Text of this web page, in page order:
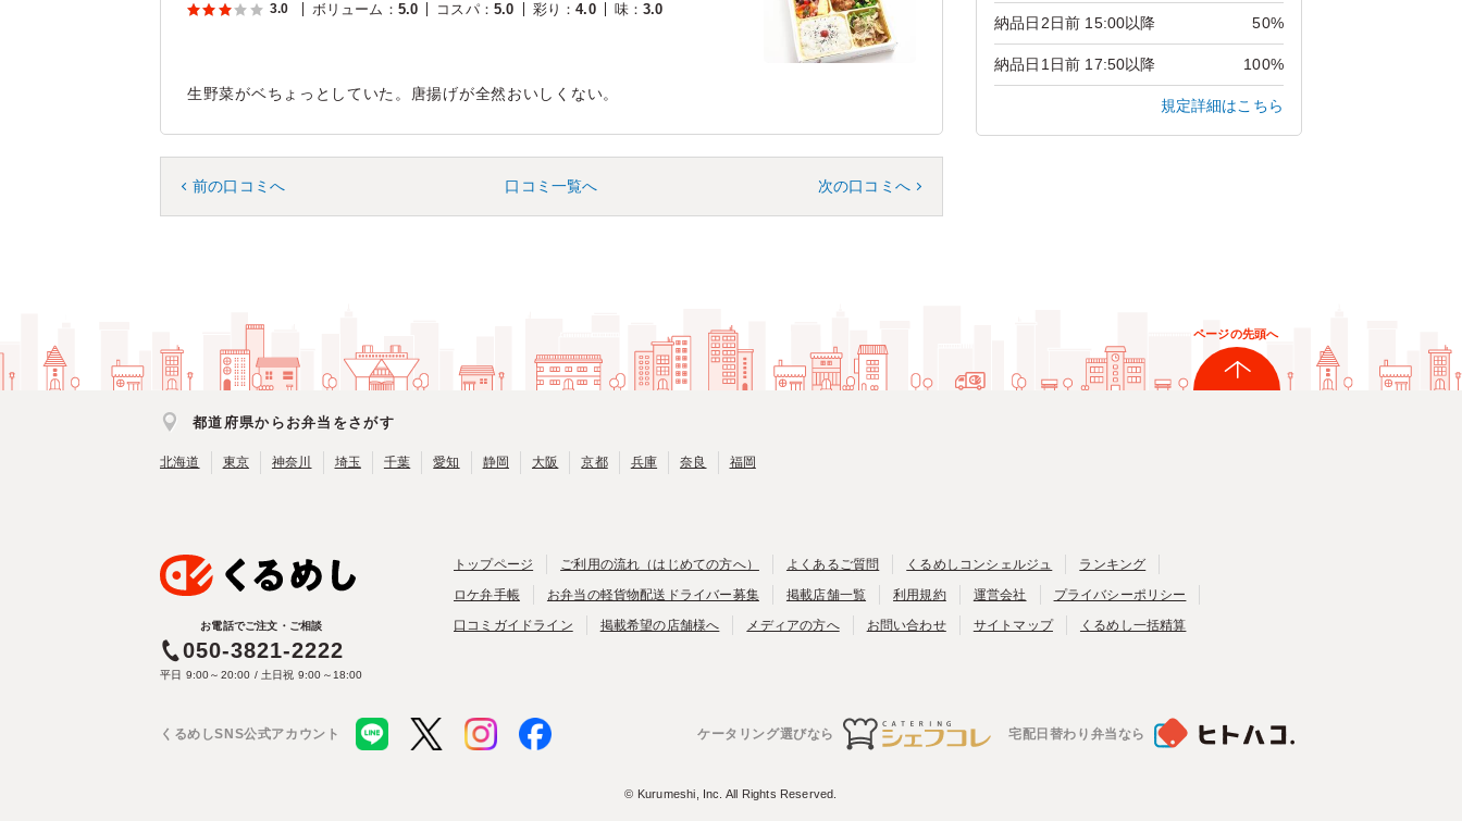
3.0 ボリューム ： 5.0 コスパ： 5.0 彩り ：4.0 味：3.0
生野菜がベちょっとしていた。唐揚げが全然おいしくない。
前の口コミへ 口コミ一覧へ 次の口コミへ
納品日2日前 15:00以降 50%
納品日1日前 17:50以降 100%
規定詳細はこちら
ページの先頭へ
都道府県からお弁当をさがす
北海道 東京 神奈川 埼玉 千葉 愛知 静岡 大阪 京都 兵庫 奈良 福岡
お電話でご注文・ご相談
050-3821-2222
平日 9:00～20:00 / 土日祝 9:00～18:00
トップページ ご利用の流れ（はじめての方へ） よくあるご質問 くるめしコンシェルジュ
ランキング
ロケ弁手帳
お弁当の軽貨物配送ドライバー募集 掲載店舗一覧 利用規約 運営会社
プライバシーポリシー
口コミガイドライン
掲載希望の店舗様へ メディアの方へ お問い合わせ サイトマップ くるめし一括精算
くるめしSNS公式アカウント ケータリング選びなら 宅配日替わり弁当なら
© Kurumeshi, Inc. All Rights Reserved.